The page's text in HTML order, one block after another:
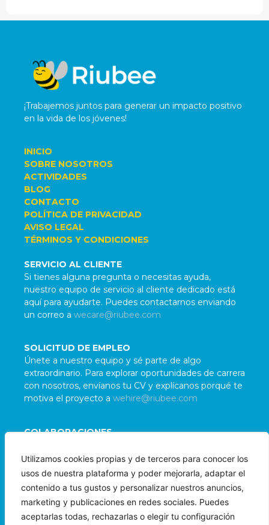
Utilizamos cookies propias y de terceros para conocer los
usos de nuestra plataforma y poder mejorarla, adaptar el
contenido a tus gustos y personalizar nuestros anuncios,
marketing y publicaciones en redes sociales. Puedes
aceptarlas todas, rechazarlas o elegir tu configuración
COLABORACIONES
Damos la bienvenida a colaboraciones con
organizaciones e individuos alineados con nuestra
misión. Para evaluar posibles sinergias, contáctanos
wepartner@riubee.com
SOLICITUD DE EMPLEO
Únete a nuestro equipo y sé parte de algo
extraordinario. Para explorar oportunidades de carrera
con nosotros, envíanos tu CV y explícanos porqué te
motiva el proyecto a wehire@riubee.com
SERVICIO AL CLIENTE
Si tienes alguna pregunta o necesitas ayuda,
nuestro equipo de servicio al cliente dedicado está
aquí para ayudarte. Puedes contactarnos enviando
un correo a wecare@riubee.com
INICIO
SOBRE NOSOTROS
ACTIVIDADES
BLOG
CONTACTO
POLÍTICA DE PRIVACIDAD
AVISO LEGAL
TÉRMINOS Y CONDICIONES
¡Trabajemos juntos para generar un impacto positivo
en la vida de los jóvenes!